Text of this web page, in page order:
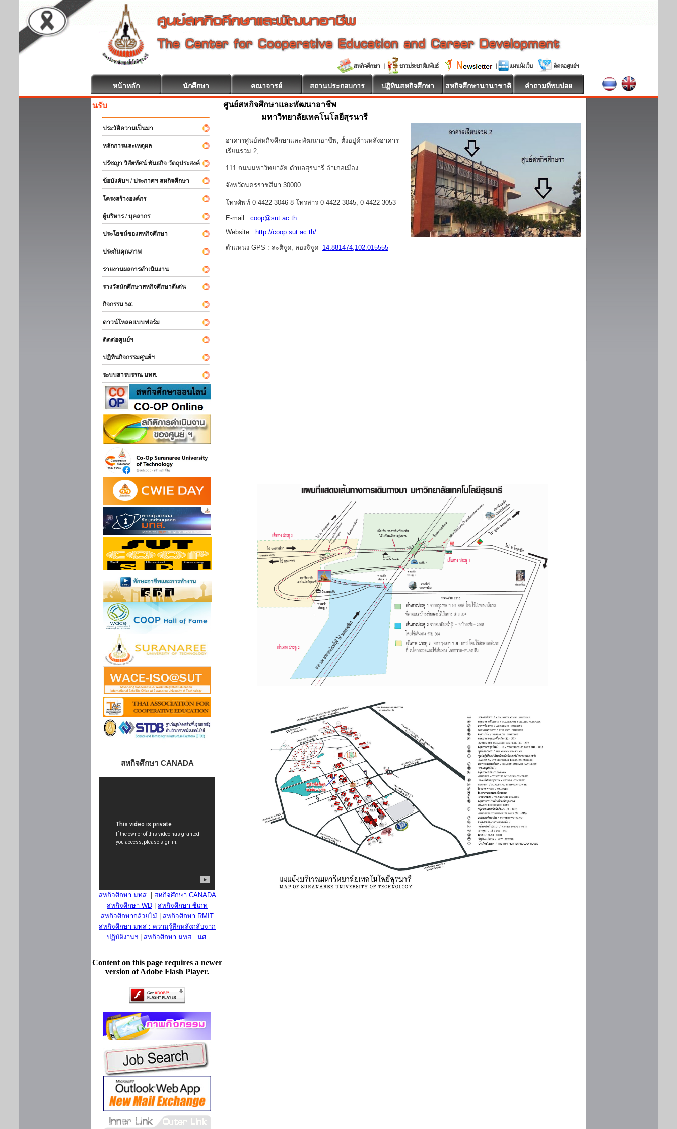
หน้าหลัก นักศึกษา คณาจารย์ สถานประกอบการ ปฏิทินสหกิจศึกษา สหกิจศึกษานานาชาติ คำถามที่พบบ่อย
สหกิจศึกษา ยินดีต้อนรับ
ประวัติความเป็นมา
หลักการและเหตุผล
ปรัชญา วิสัยทัศน์ พันธกิจ วัตถุประสงค์
ข้อบังคับฯ / ประกาศฯ สหกิจศึกษา
โครงสร้างองค์กร
ผู้บริหาร / บุคลากร
ประโยชน์ของสหกิจศึกษา
ประกันคุณภาพ
รายงานผลการดำเนินงาน
รางวัลนักศึกษาสหกิจศึกษาดีเด่น
กิจกรรม 5ส.
ดาวน์โหลดแบบฟอร์ม
ติดต่อศูนย์ฯ
ปฏิทินกิจกรรมศูนย์ฯ
ระบบสารบรรณ มทส.
สหกิจศึกษา CANADA
สหกิจศึกษา มทส.
สหกิจศึกษา CANADA
สหกิจศึกษา WD
สหกิจศึกษา ซีเกท
สหกิจศึกษากล้วยไม้
สหกิจศึกษา RMIT
สหกิจศึกษา มทส : ความรู้สึกหลังกลับจาก
ปฏิบัติงานฯ| สหกิจศึกษา มทส : นศ.
Content on this page requires a newer
version of Adobe Flash Player.
ศูนย์สหกิจศึกษาและพัฒนาอาชีพ
มหาวิทยาลัยเทคโนโลยีสุรนารี
อาคารศูนย์สหกิจศึกษาและพัฒนาอาชีพ, ตั้งอยู่ด้านหลังอาคาร
เรียนรวม 2,
111 ถนนมหาวิทยาลัย ตำบลสุรนารี อำเภอเมือง
จังหวัดนครราชสีมา 30000
โทรศัพท์ 0-4422-3046-8 โทรสาร 0-4422-3045, 0-4422-3053
E-mail : coop@sut.ac.th
Website : http://coop.sut.ac.th/
ตำแหน่ง GPS : ละติจูด, ลองจิจูด 14.881474,102.015555